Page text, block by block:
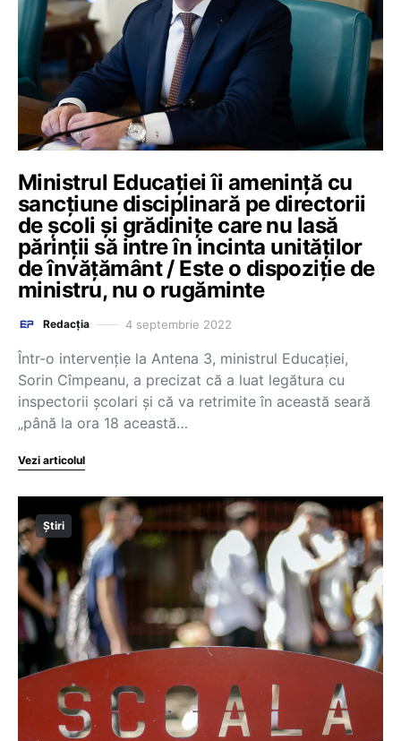
Ministrul Educației îi amenință cu
sancțiune disciplinară pe directorii
de școli și grădinițe care nu lasă
părinții să intre în incinta unităților
de învățământ / Este o dispoziție de
ministru, nu o rugăminte
Redacția 4 septembrie 2022
Într-o intervenție la Antena 3, ministrul Educației,
Sorin Cîmpeanu, a precizat că a luat legătura cu
inspectorii școlari și că va retrimite în această seară
„până la ora 18 această…
Vezi articolul
Știri